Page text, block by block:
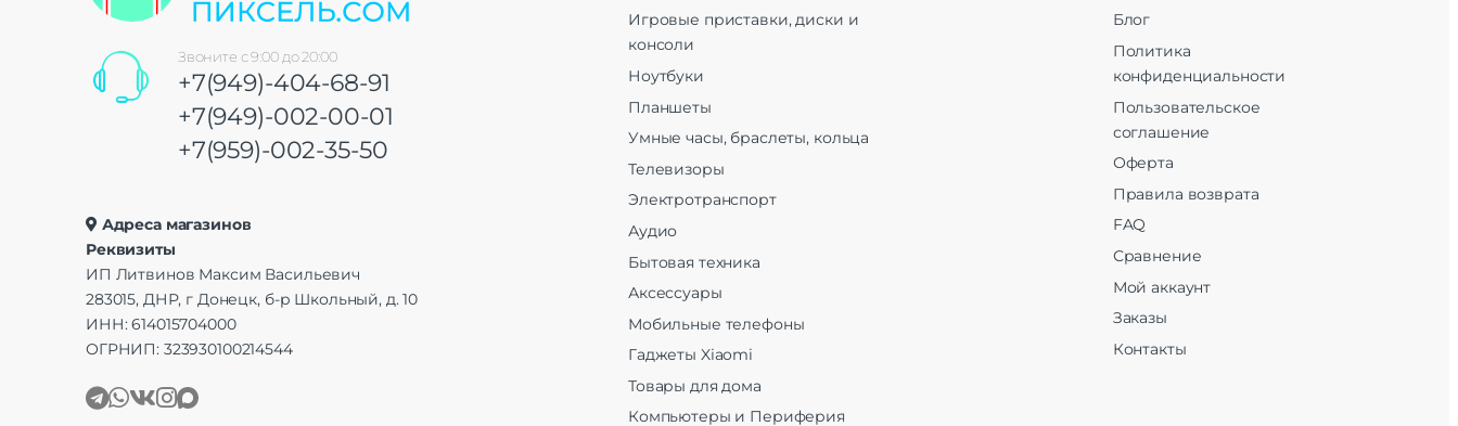
Звоните с 9:00 до 20:00
+7(949)-404-68-91
+7(949)-002-00-01
+7(959)-002-35-50
Адреса магазинов
Реквизиты
ИП Литвинов Максим Васильевич
283015, ДНР, г Донецк, б-р Школьный, д. 10
ИНН: 614015704000
ОГРНИП: 323930100214544
Игровые приставки, диски и
консоли
Ноутбуки
Планшеты
Умные часы, браслеты, кольца
Телевизоры
Электротранспорт
Аудио
Бытовая техника
Аксессуары
Мобильные телефоны
Гаджеты Xiaomi
Товары для дома
Компьютеры и Периферия
Блог
Политика
конфиденциальности
Пользовательское
соглашение
Оферта
Правила возврата
FAQ
Сравнение
Мой аккаунт
Заказы
Контакты